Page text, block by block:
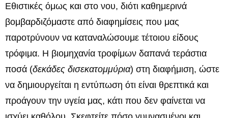
Εθιστικές όμως και στο νου, διότι καθημερινά
βομβαρδιζόμαστε από διαφημίσεις που μας
παροτρύνουν να καταναλώσουμε τέτοιου είδους
τρόφιμα. Η βιομηχανία τροφίμων δαπανά τεράστια
ποσά (δεκάδες δισεκατομμύρια) στη διαφήμιση, ώστε
να δημιουργείται η εντύπωση ότι είναι θρεπτικά και
προάγουν την υγεία μας, κάτι που δεν φαίνεται να